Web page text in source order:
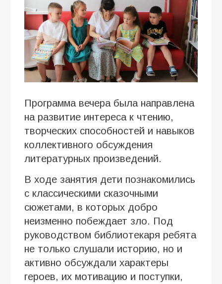
Программа вечера была направлена
на развитие интереса к чтению,
творческих способностей и навыков
коллективного обсуждения
литературных произведений.
В ходе занятия дети познакомились
с классическими сказочными
сюжетами, в которых добро
неизменно побеждает зло. Под
руководством библиотекаря ребята
не только слушали историю, но и
активно обсуждали характеры
героев, их мотивацию и поступки,